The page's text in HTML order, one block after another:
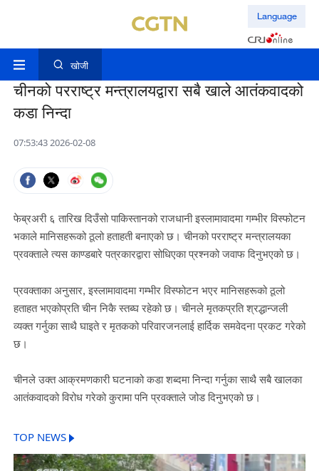
Language
खोजी
चीनको परराष्ट्र मन्त्रालयद्वारा सबै खाले आतंकवादको
कडा निन्दा
07:53:43 2026-02-08
फेब्रअरी ६ तारिख दिउँसो पाकिस्तानको राजधानी इस्लामावादमा गम्भीर विस्फोटन
भकाले मानिसहरूको ठूलो हताहती बनाएको छ। चीनको परराष्ट्र मन्त्रालयका
प्रवक्ताले त्यस काण्डबारे पत्रकारद्वारा सोधिएका प्रश्नको जवाफ दिनुभएको छ।
प्रवक्ताका अनुसार, इस्लामावादमा गम्भीर विस्फोटन भएर मानिसहरूको ठूलो
हताहत भएकोप्रति चीन निकै स्तब्घ रहेको छ। चीनले मृतकप्रति श्रद्धान्जली
व्यक्त गर्नुका साथै घाइते र मृतकको परिवारजनलाई हार्दिक समवेदना प्रकट गरेको
छ।
चीनले उक्त आक्रमणकारी घटनाको कडा शब्दमा निन्दा गर्नुका साथै सबै खालका
आतंकवादको विरोध गरेको कुरामा पनि प्रवक्ताले जोड दिनुभएको छ।
TOP NEWS